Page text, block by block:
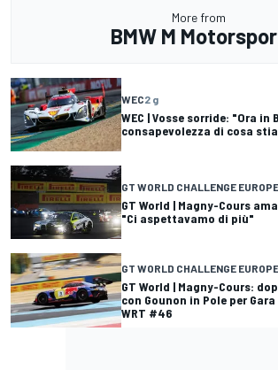
More from
BMW M
WEC2 g
WEC | Vosse sorride: "Ora in
consapevolezza di cosa
GT WORLD CHALLENGE
GT World | Magny-Cours
"Ci aspettavamo di più"
GT WORLD CHALLENGE
GT World | Magny-Cours:
con Gounon in Pole per Gara
WRT #46